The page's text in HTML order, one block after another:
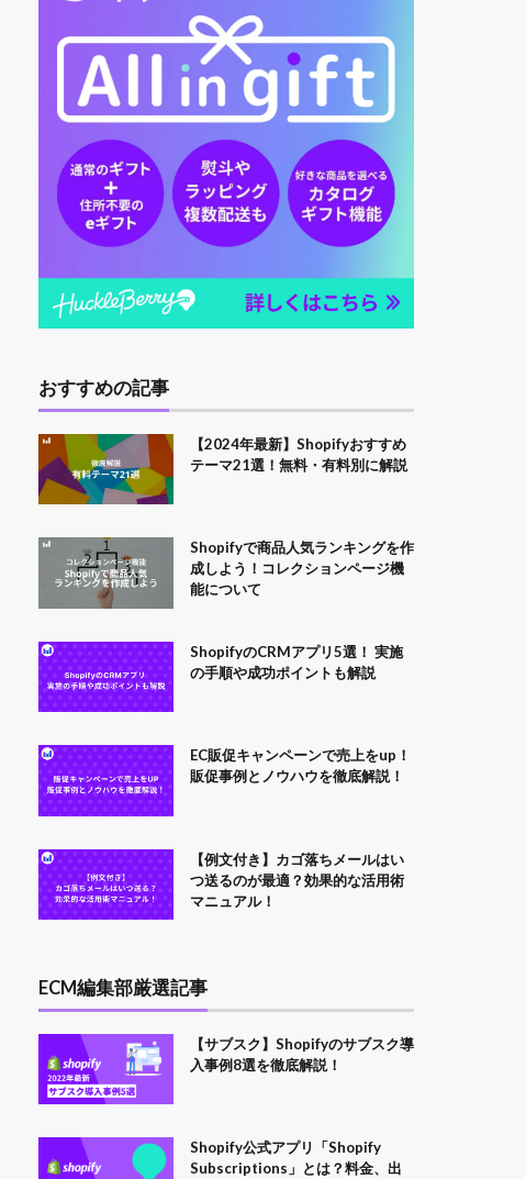
おすすめの記事
【2024年最新】Shopifyおすすめ
テーマ21選！無料・有料別に解説
Shopifyで商品人気ランキングを作
成しよう！コレクションページ機
能について
ShopifyのCRMアプリ5選！ 実施
の手順や成功ポイントも解説
EC販促キャンペーンで売上をup！
販促事例とノウハウを徹底解説！
【例文付き】カゴ落ちメールはい
つ送るのが最適？効果的な活用術
マニュアル！
ECM編集部厳選記事
【サブスク】Shopifyのサブスク導
入事例8選を徹底解説！
Shopify公式アプリ「Shopify
Subscriptions」とは？料金、出